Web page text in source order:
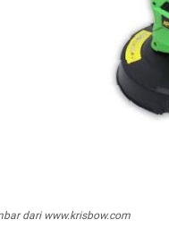
dari www.krisbow.com